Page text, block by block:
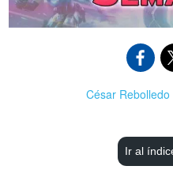
César Rebolledo
Ir al